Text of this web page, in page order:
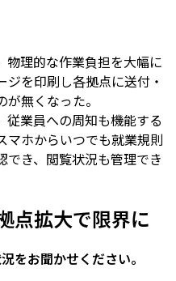
物理的な作業負担を大幅に
を印刷し各拠点に送付・
無くなった。
従業員への周知も機能する
マホからいつでも就業規則
でき、閲覧状況も管理でき
点拡大で限界に
をお聞かせください。